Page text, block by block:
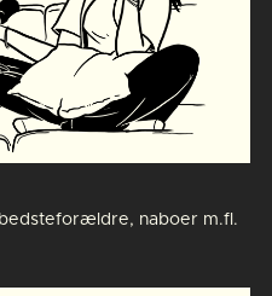
naboer m.fl.